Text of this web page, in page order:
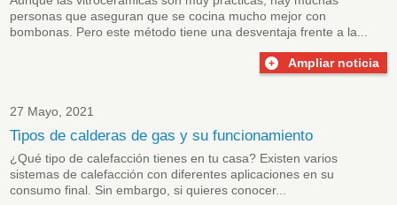
personas que aseguran que se cocina mucho mejor con
bombonas. Pero este método tiene una desventaja frente a la...
Ampliar noticia
27 Mayo, 2021
Tipos de calderas de gas y su funcionamiento
¿Qué tipo de calefacción tienes en tu casa? Existen varios
sistemas de calefaccióncon diferentes aplicaciones en su
consumo final. Sin embargo, si quieres conocer...